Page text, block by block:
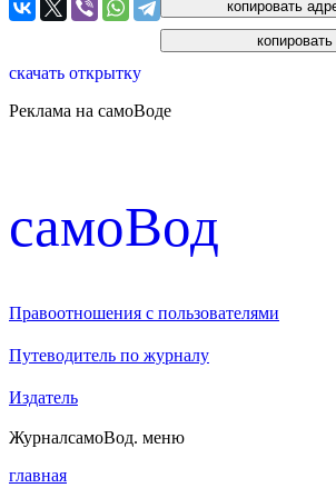
скачать открытку
Реклама на самоВоде
cамоВод
Правоотношения с пользователями
Путеводитель по журналу
Издатель
ЖурналсамоВод. меню
главная